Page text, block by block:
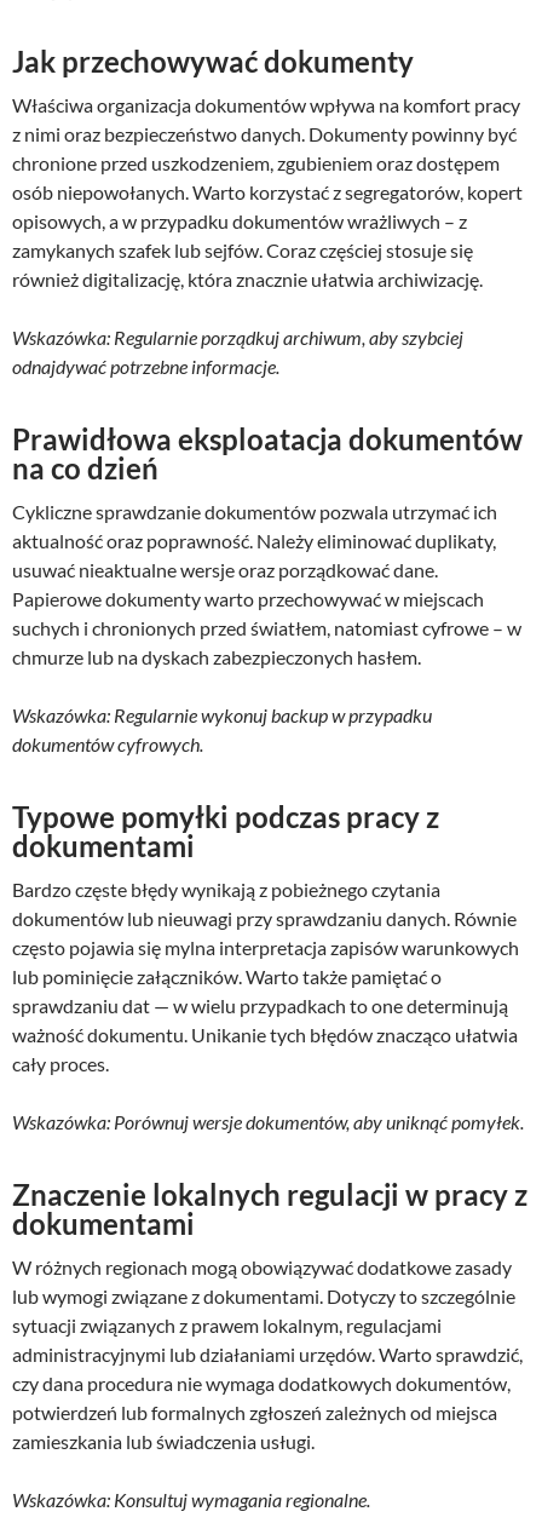
Jak przechowywać dokumenty
Właściwa organizacja dokumentów wpływa na komfort pracy
z nimi oraz bezpieczeństwo danych. Dokumenty powinny być
chronione przed uszkodzeniem, zgubieniem oraz dostępem
osób niepowołanych. Warto korzystać z segregatorów, kopert
opisowych, a w przypadku dokumentów wrażliwych – z
zamykanych szafek lub sejfów. Coraz częściej stosuje się
również digitalizację, która znacznie ułatwia archiwizację.
Wskazówka: Regularnie porządkuj archiwum, aby szybciej
odnajdywać potrzebne informacje.
Prawidłowa eksploatacja dokumentów
na co dzień
Cykliczne sprawdzanie dokumentów pozwala utrzymać ich
aktualność oraz poprawność. Należy eliminować duplikaty,
usuwać nieaktualne wersje oraz porządkować dane.
Papierowe dokumenty warto przechowywać w miejscach
suchych i chronionych przed światłem, natomiast cyfrowe – w
chmurze lub na dyskach zabezpieczonych hasłem.
Wskazówka: Regularnie wykonuj backup w przypadku
dokumentów cyfrowych.
Typowe pomyłki podczas pracy z
dokumentami
Bardzo częste błędy wynikają z pobieżnego czytania
dokumentów lub nieuwagi przy sprawdzaniu danych. Równie
często pojawia się mylna interpretacja zapisów warunkowych
lub pominięcie załączników. Warto także pamiętać o
sprawdzaniu dat — w wielu przypadkach to one determinują
ważność dokumentu. Unikanie tych błędów znacząco ułatwia
cały proces.
Wskazówka: Porównuj wersje dokumentów, aby uniknąć pomyłek.
Znaczenie lokalnych regulacji w pracy z
dokumentami
W różnych regionach mogą obowiązywać dodatkowe zasady
lub wymogi związane z dokumentami. Dotyczy to szczególnie
sytuacji związanych z prawem lokalnym, regulacjami
administracyjnymi lub działaniami urzędów. Warto sprawdzić,
czy dana procedura nie wymaga dodatkowych dokumentów,
potwierdzeń lub formalnych zgłoszeń zależnych od miejsca
zamieszkania lub świadczenia usługi.
Wskazówka: Konsultuj wymagania regionalne.